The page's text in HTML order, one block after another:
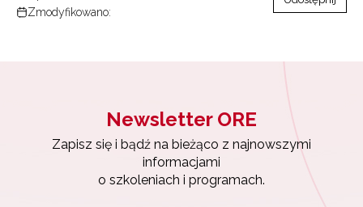
Zmodyfikowano:
Newsletter ORE
Zapisz się i bądź na bieżąco z najnowszymi
informacjami
o szkoleniach i programach.
Zapisz się i bądź na bieżąco z najnowszymi
o szkoleniach i programach.
Adres e-mail: